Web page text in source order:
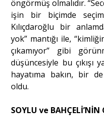
öngörmüş olmalıdır.
işin bir biçimde seçim
Kılıçdaroğlu bir
yok” mantığı ile,
çıkamıyor” gibi
düşüncesiyle bu çıkışı
hayatıma bakın, bir
oldu.
SOYLU ve BAHÇELİ’NİN